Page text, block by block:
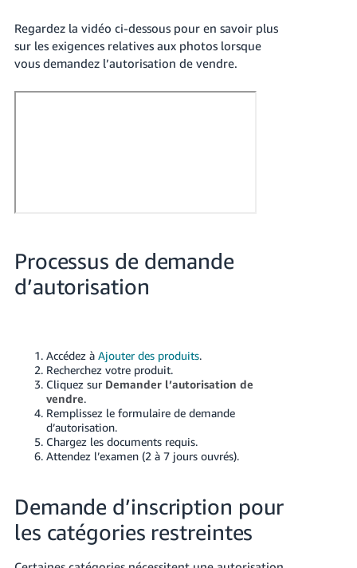
Regardez la vidéo ci-dessous pour en savoir plus
sur les exigences relatives aux photos lorsque
vous demandez l’autorisation de vendre.
Processus de demande
d’autorisation
Accédez à Ajouter des produits.
Recherchez votre produit.
Cliquez sur Demander l’autorisation de
vendre.
Remplissez le formulaire de demande
d’autorisation.
Chargez les documents requis.
Attendez l’examen (2 à 7 jours ouvrés).
Demande d’inscription pour
les catégories restreintes